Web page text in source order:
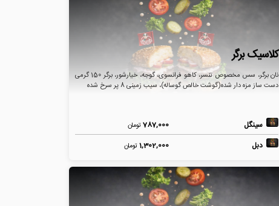
کلاسیک برگر
نان برگر، سس مخصوص تنسر، کاهو فرانسوی، گوجه، خیارشور، برگر 150 گرمی
دست ساز مزه دار شده(گوشت خالص گوساله)، سیب زمینی 8 پر سرخ شده
سینگل 787,000تومان
دبل 1,302,000تومان